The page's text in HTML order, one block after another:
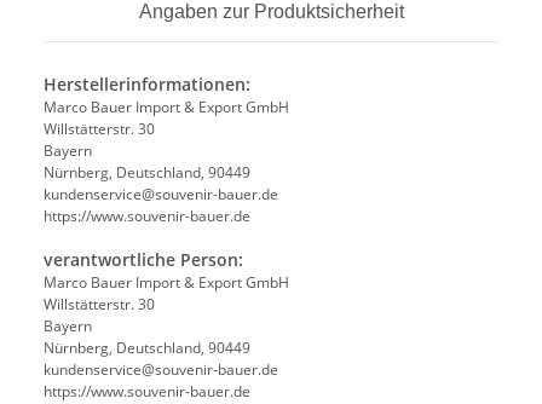
Angaben zur Produktsicherheit
Herstellerinformationen:
Marco Bauer Import & Export GmbH
Willstätterstr. 30
Bayern
Nürnberg, Deutschland, 90449
kundenservice@souvenir-bauer.de
https://www.souvenir-bauer.de
verantwortliche Person:
Marco Bauer Import & Export GmbH
Willstätterstr. 30
Bayern
Nürnberg, Deutschland, 90449
kundenservice@souvenir-bauer.de
https://www.souvenir-bauer.de